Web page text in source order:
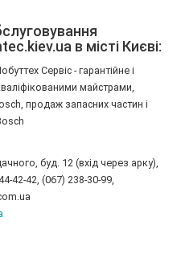
в місті Києві:
Сервіс - гарантійне і
майстрами,
продаж запасних частин і
буд. 12 (вхід через арку),
42-42, (067) 238-30-99,